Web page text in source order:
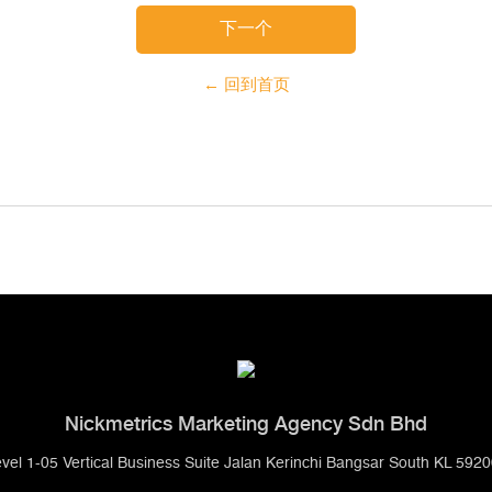
下一个
← 回到首页
Nickmetrics Marketing Agency Sdn Bhd
1-05 Vertical Business Suite Jalan Kerinchi Bangsar South KL